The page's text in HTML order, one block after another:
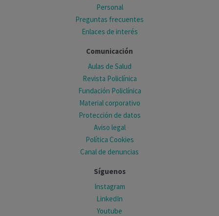
Personal
Preguntas frecuentes
Enlaces de interés
Comunicación
Aulas de Salud
Revista Policlínica
Fundación Policlínica
Material corporativo
Protección de datos
Aviso legal
Política Cookies
Canal de denuncias
Síguenos
Instagram
LinkedIn
Youtube